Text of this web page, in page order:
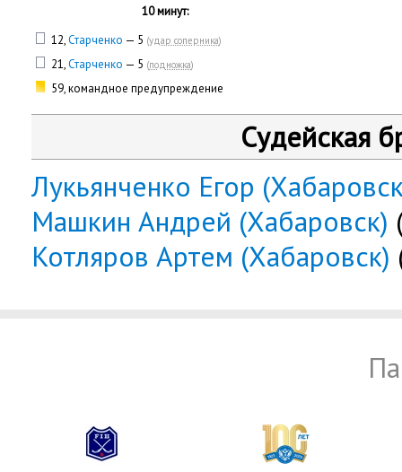
10 минут:
12,Старченко — 5 (удар соперника)
21,Старченко — 5 (подножка)
59, командное предупреждение
Судейская
Лукьянченко Егор
Машкин Андрей (Хабаровск)
Котляров Артем (Хабаровск)